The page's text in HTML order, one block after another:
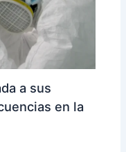
a sus
en la